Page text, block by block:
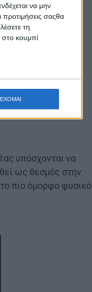
να μην
προτιμήσεις σαςθα
τη
στο κουμπί
υπόσχονται να
ως θεσμός στην
πιο όμορφο φυσικό